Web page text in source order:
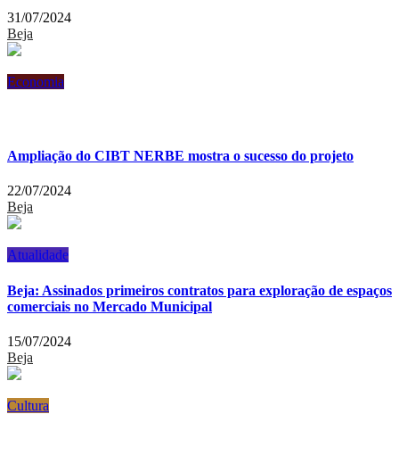
31/07/2024
Beja
Economia
Ampliação do CIBT NERBE mostra o sucesso do projeto
22/07/2024
Beja
Atualidade
Beja: Assinados primeiros contratos para exploração de espaços
comerciais no Mercado Municipal
15/07/2024
Beja
Cultura